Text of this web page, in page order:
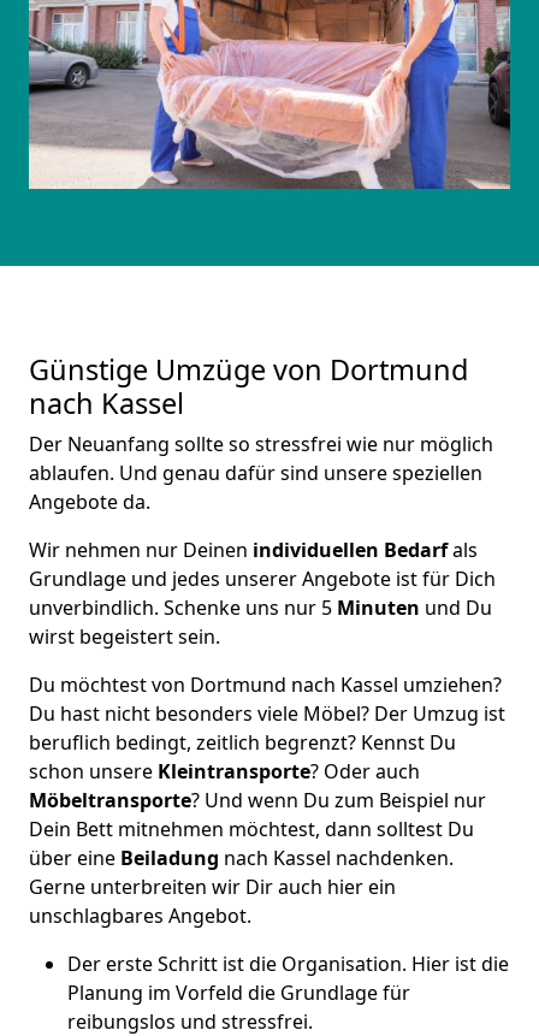
Günstige Umzüge von Dortmund
nach Kassel
Der Neuanfang sollte so stressfrei wie nur möglich
ablaufen. Und genau dafür sind unsere speziellen
Angebote da.
Wir nehmen nur Deinen individuellen Bedarfals
Grundlage und jedes unserer Angebote ist für Dich
unverbindlich. Schenke uns nur 5 Minuten und Du
wirst begeistert sein.
Du möchtest von Dortmund nach Kassel umziehen?
Du hast nicht besonders viele Möbel? Der Umzug ist
beruflich bedingt, zeitlich begrenzt? Kennst Du
schon unsere Kleintransporte? Oder auch
Möbeltransporte? Und wenn Du zum Beispiel nur
Dein Bett mitnehmen möchtest, dann solltest Du
über eine Beiladung nach Kassel nachdenken.
Gerne unterbreiten wir Dir auch hier ein
unschlagbares Angebot.
Der erste Schritt ist die Organisation. Hier ist die
Planung im Vorfeld die Grundlage für
reibungslos und stressfrei.